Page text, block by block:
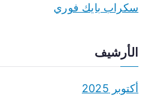
سكراب بايك فوري
الأرشيف
أكتوبر 2025